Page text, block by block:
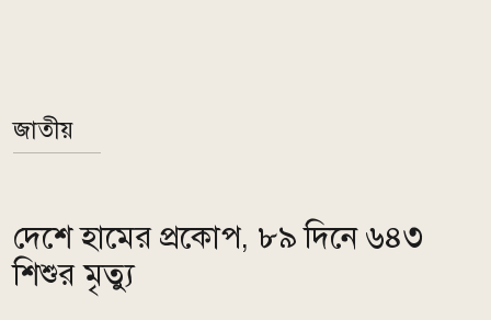
জাতীয়
দেশে হামের প্রকোপ, ৮৯ দিনে ৬৪৩
শিশুর মৃত্যু